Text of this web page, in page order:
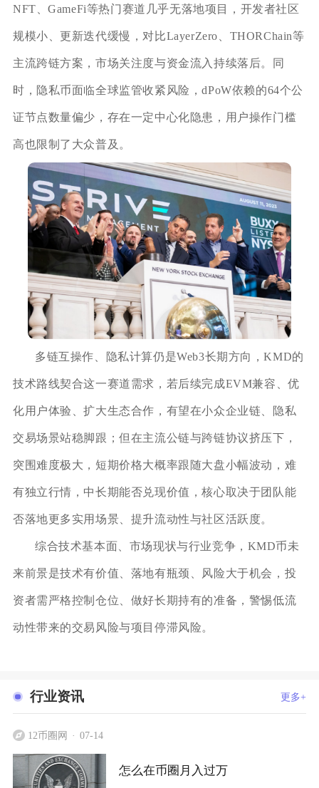
NFT、GameFi等热门赛道几乎无落地项目，开发者社区
规模小、更新迭代缓慢，对比LayerZero、THORChain等
主流跨链方案，市场关注度与资金流入持续落后。同
时，隐私币面临全球监管收紧风险，dPoW依赖的64个公
证节点数量偏少，存在一定中心化隐患，用户操作门槛
高也限制了大众普及。
多链互操作、隐私计算仍是Web3长期方向，KMD的
技术路线契合这一赛道需求，若后续完成EVM兼容、优
化用户体验、扩大生态合作，有望在小众企业链、隐私
交易场景站稳脚跟；但在主流公链与跨链协议挤压下，
突围难度极大，短期价格大概率跟随大盘小幅波动，难
有独立行情，中长期能否兑现价值，核心取决于团队能
否落地更多实用场景、提升流动性与社区活跃度。
综合技术基本面、市场现状与行业竞争，KMD币未
来前景是技术有价值、落地有瓶颈、风险大于机会，投
资者需严格控制仓位、做好长期持有的准备，警惕低流
动性带来的交易风险与项目停滞风险。
行业资讯 更多+
12币圈网 07-14
怎么在币圈月入过万